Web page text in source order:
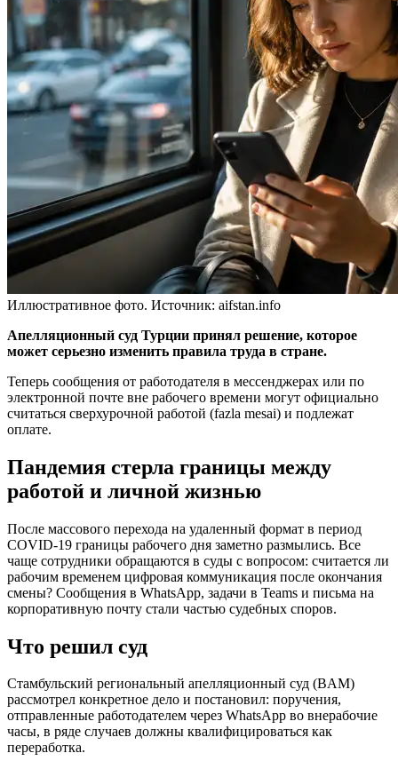
Иллюстративное фото. Источник: aifstan.info
Апелляционный суд Турции принял решение, которое
может серьезно изменить правила труда в стране.
Теперь сообщения от работодателя в мессенджерах или по
электронной почте вне рабочего времени могут официально
считаться сверхурочной работой (fazla mesai) и подлежат
оплате.
Пандемия стерла границы между
работой и личной жизнью
После массового перехода на удаленный формат в период
COVID-19 границы рабочего дня заметно размылись. Все
чаще сотрудники обращаются в суды с вопросом: считается ли
рабочим временем цифровая коммуникация после окончания
смены? Сообщения в WhatsApp, задачи в Teams и письма на
корпоративную почту стали частью судебных споров.
Что решил суд
Стамбульский региональный апелляционный суд (BAM)
рассмотрел конкретное дело и постановил: поручения,
отправленные работодателем через WhatsApp во внерабочие
часы, в ряде случаев должны квалифицироваться как
переработка.